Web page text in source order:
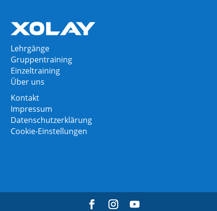
Lehrgänge
Gruppentraining
Einzeltraining
Über uns
Kontakt
Impressum
Datenschutzerklärung
Cookie-Einstellungen